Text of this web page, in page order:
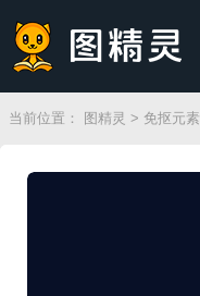
当前位置： 图精灵 > 免抠元素